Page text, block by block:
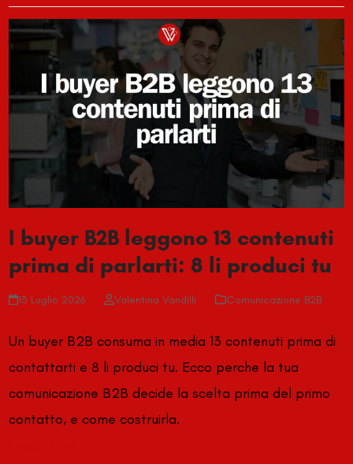
I buyer B2B leggono 13 contenuti
prima di parlarti: 8 li produci tu
13 Luglio 2026 Valentina Vandilli Comunicazione B2B
Un buyer B2B consuma in media 13 contenuti prima di
contattarti e 8 li produci tu. Ecco perche la tua
comunicazione B2B decide la scelta prima del primo
contatto, e come costruirla.